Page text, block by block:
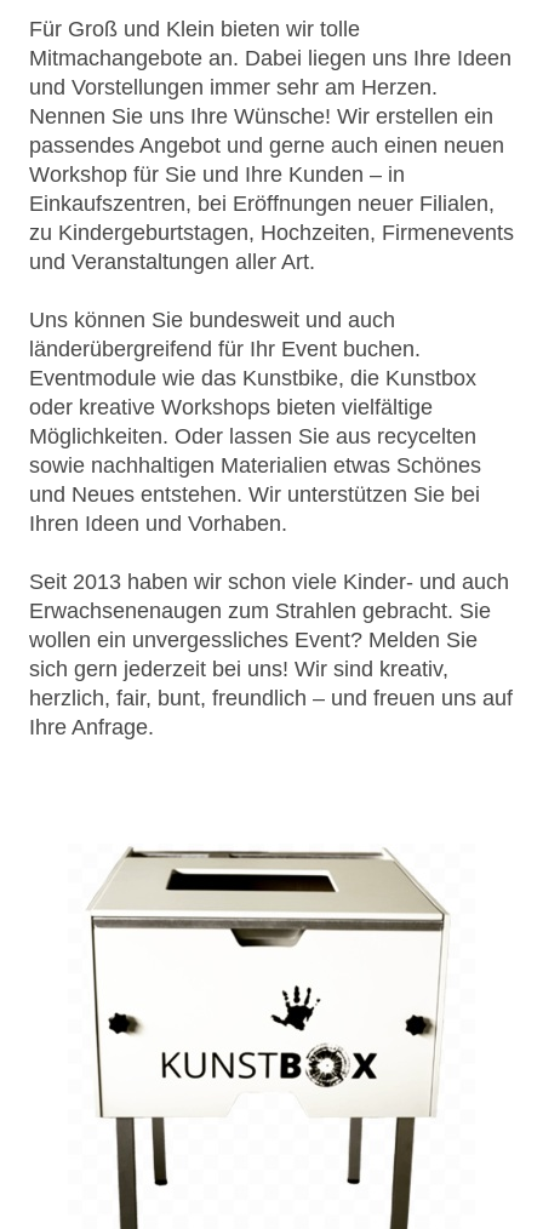
Für Groß und Klein bieten wir tolle
Mitmachangebote an. Dabei liegen uns Ihre Ideen
und Vorstellungen immer sehr am Herzen.
Nennen Sie uns Ihre Wünsche! Wir erstellen ein
passendes Angebot und gerne auch einen neuen
Workshop für Sie und Ihre Kunden – in
Einkaufszentren, bei Eröffnungen neuer Filialen,
zu Kindergeburtstagen, Hochzeiten, Firmenevents
und Veranstaltungen aller Art.
Uns können Sie bundesweit und auch
länderübergreifend für Ihr Event buchen.
Eventmodule wie das Kunstbike, die Kunstbox
oder kreative Workshops bieten vielfältige
Möglichkeiten. Oder lassen Sie aus recycelten
sowie nachhaltigen Materialien etwas Schönes
und Neues entstehen. Wir unterstützen Sie bei
Ihren Ideen und Vorhaben.
Seit 2013 haben wir schon viele Kinder- und auch
Erwachsenenaugen zum Strahlen gebracht. Sie
wollen ein unvergessliches Event? Melden Sie
sich gern jederzeit bei uns! Wir sind kreativ,
herzlich, fair, bunt, freundlich – und freuen uns auf
Ihre Anfrage.